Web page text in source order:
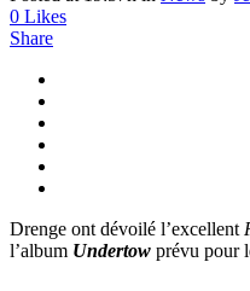
0 Likes
Share
Drenge ont dévoilé l’excellent
l’album Undertow prévu pour